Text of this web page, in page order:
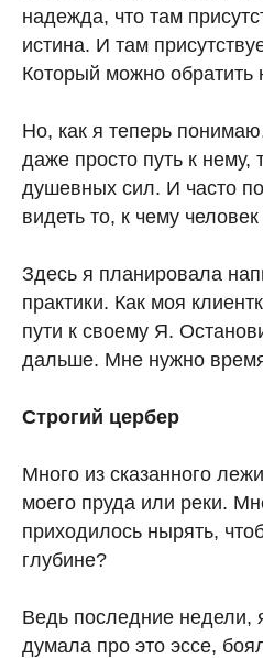
надежда, что там
истина. И там
Который можно обратить
Но, как я теперь
даже просто путь к нему,
душевных сил. И часто
видеть то, к чему
Здесь я планировала
практики. Как моя
пути к своему Я.
дальше. Мне нужно
Строгий цербер
Много из сказанного
моего пруда или реки.
приходилось нырять,
глубине?
Ведь последние недели,
думала про это эссе,